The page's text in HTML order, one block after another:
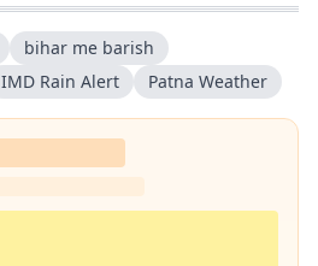
bihar me barish
IMD Rain Alert Patna Weather